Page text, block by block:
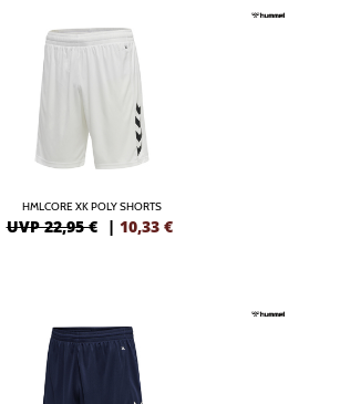
HMLCORE XK POLY SHORTS
UVP 22,95 € | 10,33 €